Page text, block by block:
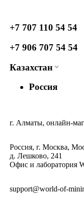
+7 707 110 54 54
+7 906 707 54 54
Казахстан
Россия
г. Алматы, онлайн-
Россия, г. Москва,
д. Лешково, 241
Офис и лаборатория
support@world-of-